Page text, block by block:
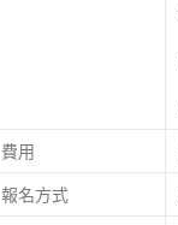
費用
報名方式